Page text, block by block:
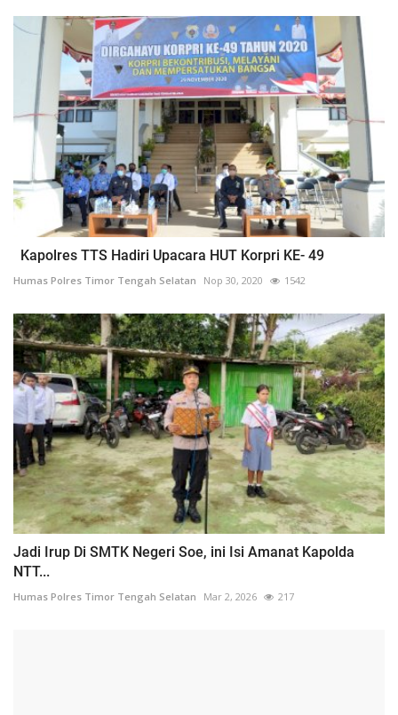
Kapolres TTS Hadiri Upacara HUT Korpri KE- 49
Humas Polres Timor Tengah Selatan Nop 30, 2020 1542
Jadi Irup Di SMTK Negeri Soe, ini Isi Amanat Kapolda
NTT...
Humas Polres Timor Tengah Selatan Mar 2, 2026 217